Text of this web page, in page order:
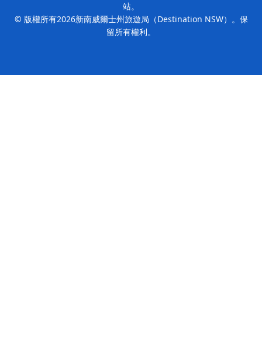
站。
© 版權所有2026新南威爾士州旅遊局（Destination NSW）。保
留所有權利。